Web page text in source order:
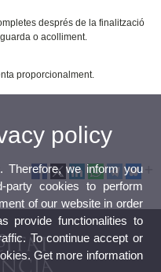
després de la finalització
o acolliment.
proporcionalment.
policy
Therefore, we inform you
cookies to perform
of our website in order
provide functionalities to
To continue accept or
Get more information